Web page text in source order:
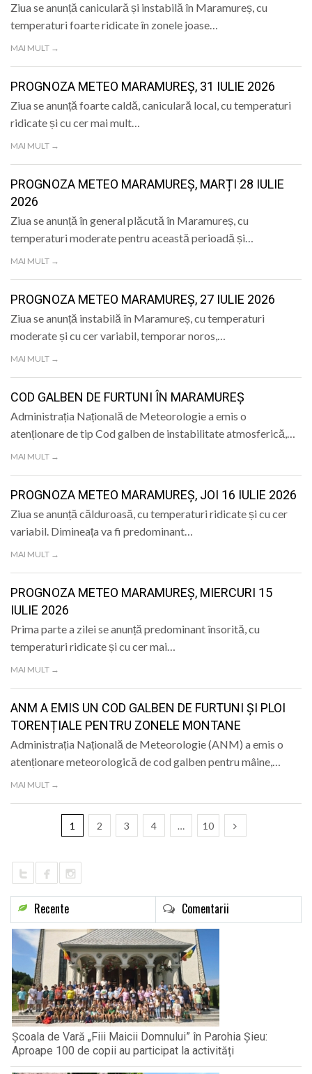
Ziua se anunță caniculară și instabilă în Maramureș, cu
temperaturi foarte ridicate în zonele joase…
MAI MULT →
PROGNOZA METEO MARAMUREȘ, 31 IULIE 2026
Ziua se anunță foarte caldă, caniculară local, cu temperaturi
ridicate și cu cer mai mult…
MAI MULT →
PROGNOZA METEO MARAMUREȘ, MARȚI 28 IULIE
2026
Ziua se anunță în general plăcută în Maramureș, cu
temperaturi moderate pentru această perioadă și…
MAI MULT →
PROGNOZA METEO MARAMUREȘ, 27 IULIE 2026
Ziua se anunță instabilă în Maramureș, cu temperaturi
moderate și cu cer variabil, temporar noros,…
MAI MULT →
COD GALBEN DE FURTUNI ÎN MARAMUREȘ
Administrația Națională de Meteorologie a emis o
atenționare de tip Cod galben de instabilitate atmosferică,…
MAI MULT →
PROGNOZA METEO MARAMUREȘ, JOI 16 IULIE 2026
Ziua se anunță călduroasă, cu temperaturi ridicate și cu cer
variabil. Dimineața va fi predominant…
MAI MULT →
PROGNOZA METEO MARAMUREȘ, MIERCURI 15
IULIE 2026
Prima parte a zilei se anunță predominant însorită, cu
temperaturi ridicate și cu cer mai…
MAI MULT →
ANM A EMIS UN COD GALBEN DE FURTUNI ȘI PLOI
TORENȚIALE PENTRU ZONELE MONTANE
Administrația Națională de Meteorologie (ANM) a emis o
atenționare meteorologică de cod galben pentru mâine,…
MAI MULT →
1 2 3 4 … 10
Recente Comentarii
Școala de Vară „Fiii Maicii Domnului” în Parohia Șieu:
Aproape 100 de copii au participat la activități